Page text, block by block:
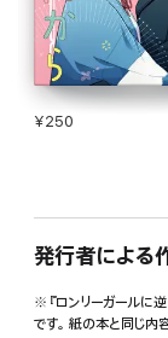
¥250
発行者による
※『ロンリーガールに
です。 紙の本と同じ内